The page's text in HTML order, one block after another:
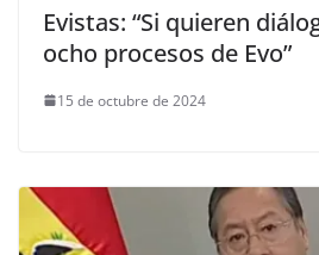
Evistas: “Si quieren
ocho procesos de Evo”
15 de octubre de 2024